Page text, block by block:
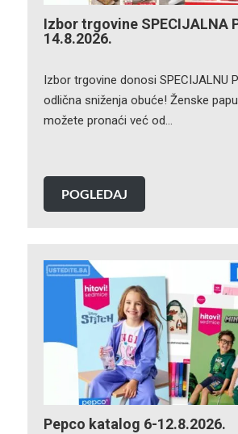
Izbor trgovine SPECIJALNA
14.8.2026.
Izbor trgovine donosi SPECIJALNU
odlična sniženja obuće! Ženske
možete pronaći već od…
POGLEDAJ
Pepco katalog 6-12.8.2026.